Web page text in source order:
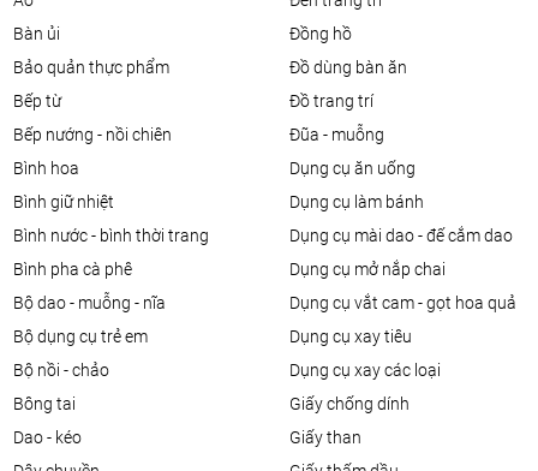
bàn ủi
bảo quản thực phẩm
bếp từ
bếp nướng - nồi chiên
bình hoa
bình giữ nhiệt
bình nước - bình thời trang
bình pha cà phê
bộ dao - muỗng - nĩa
bộ dụng cụ trẻ em
bộ nồi - chảo
bông tai
dao - kéo
đồng hồ
đồ dùng bàn ăn
đồ trang trí
đũa - muỗng
dụng cụ ăn uống
dụng cụ làm bánh
dụng cụ mài dao - đế cắm dao
dụng cụ mở nắp chai
dụng cụ vắt cam - gọt hoa quả
dụng cụ xay tiêu
dụng cụ xay các loại
giấy chống dính
giấy than